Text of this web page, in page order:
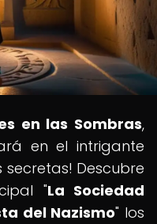
en las Sombras,
en el intrigante
Descubre
"La Sociedad
del Nazismo" los